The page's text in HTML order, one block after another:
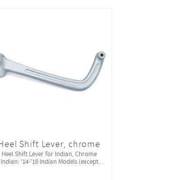
Shift Lever, chrome
Heel Shift Lever for Indian, Chrome
Indian: '14-'18 Indian Models (except